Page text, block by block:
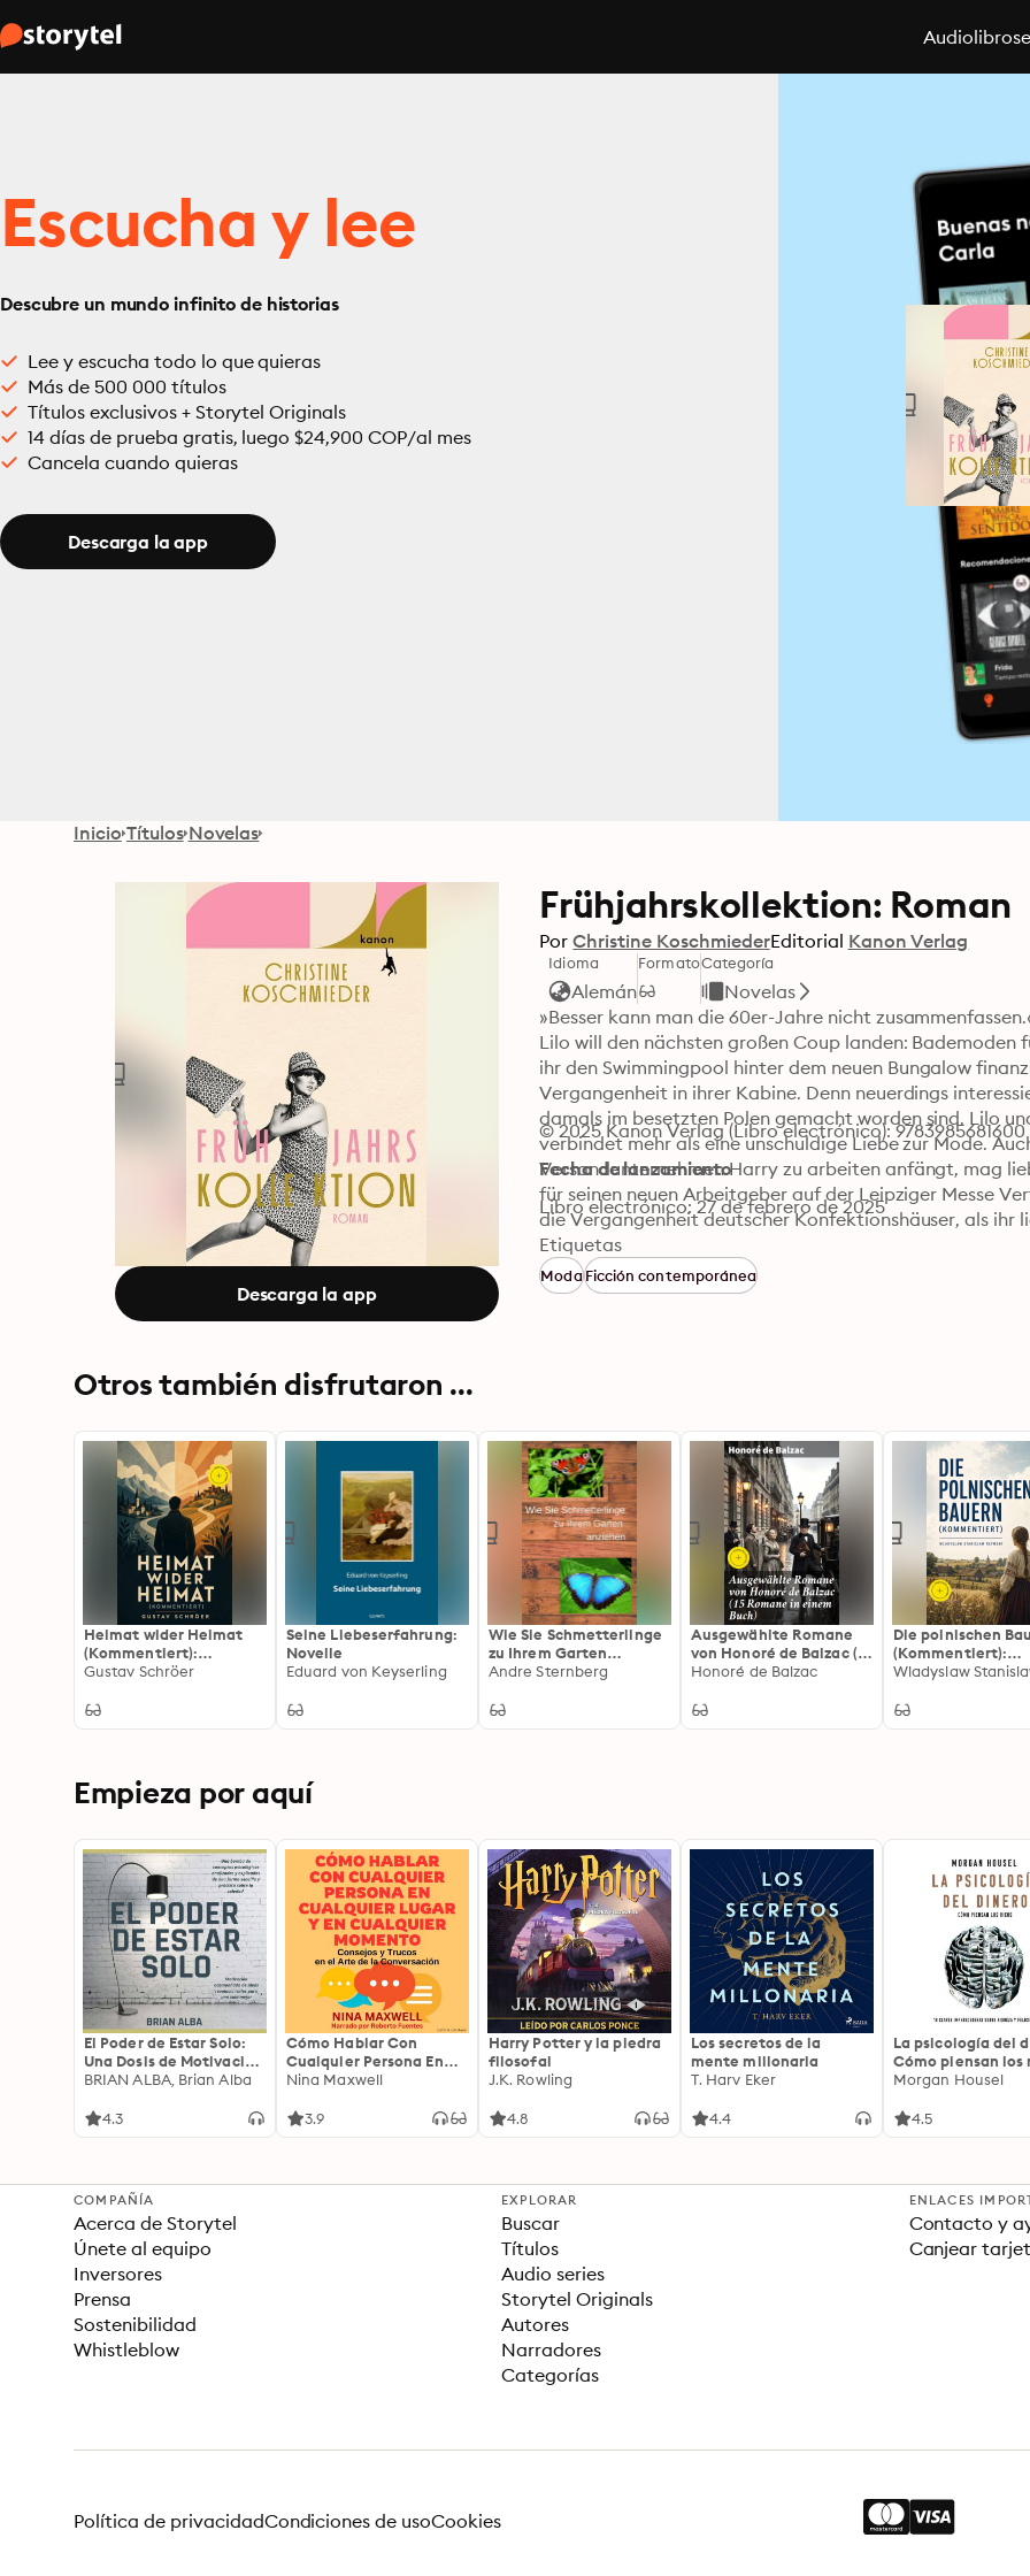
Audiolibros
Escucha y lee
Descubre un mundo infinito de historias
Lee y escucha todo lo que quieras
Más de 500 000 títulos
Títulos exclusivos + Storytel Originals
14 días de prueba gratis, luego $24,900 COP/al mes
Cancela cuando quieras
Descarga la app
Inicio Títulos Novelas
Descarga la app
Frühjahrskollektion: Roman
Por Christine KoschmiederEditorial Kanon Verlag
Idioma
Alemán
FormatoCategoría
Novelas
»Besser kann man die 60er-Jahre nicht
Lilo will den nächsten großen Coup landen: Bademoden
ihr den Swimmingpool hinter dem neuen Bungalow
Vergangenheit in ihrer Kabine. Denn neuerdings
damals im besetzten Polen gemacht worden sind. Lilo
verbindet mehr als eine unschuldige Liebe zur Mode.
Versandunternehmen Harry zu arbeiten anfängt, mag
für seinen neuen Arbeitgeber auf der Leipziger Messe
die Vergangenheit deutscher Konfektionshäuser, als ihr
Frühjahrskollektion von einer Zeit im Wandel und von
sind.
»Wie eine Zeitkapsel: Ich spüre, ich schmecke, ich rieche
© 2025 Kanon Verlag (Libro electrónico): 9783985681600
Fecha de lanzamiento
Libro electrónico: 27 de febrero de 2025
Etiquetas
ModaFicción contemporánea
Otros también disfrutaron ...
Heimat wider Heimat
(Kommentiert):
Erweiterte Ausgabe.
Erzählung über junge
Entscheidung
Gustav Schröer
Seine Liebeserfahrung:
Novelle
Eduard von Keyserling
Wie Sie Schmetterlinge
zu Ihrem Garten
anziehen
Andre Sternberg
Ausgewählte Romane
von Honoré de Balzac (15
Romane in einem Buch):
Leidenschaften und
Honoré de Balzac
Die polnischen
(Kommentiert):
Erweiterte
Empieza por aquí
El Poder de Estar Solo:
Una Dosis de Motivación
Acompañada de Ideas
una Vida Mejor
BRIAN ALBA, Brian Alba
4.3
Cómo Hablar Con
Cualquier Persona En
Cualquier Lugar Y En
Nina Maxwell
3.9
Harry Potter y la piedra
filosofal
J.K. Rowling
4.8
Los secretos de la
mente millonaria
T. Harv Eker
4.4
La psicología del
Cómo piensan los
18 claves
Morgan Housel
4.5
COMPAÑÍA
Acerca de Storytel
Únete al equipo
Inversores
Prensa
Sostenibilidad
Whistleblow
EXPLORAR
Buscar
Títulos
Audio series
Storytel Originals
Autores
Narradores
Categorías
ENLACES
Contacto y
Canjear
Política de privacidadCondiciones de usoCookies